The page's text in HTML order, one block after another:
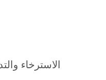
الاسترخاء